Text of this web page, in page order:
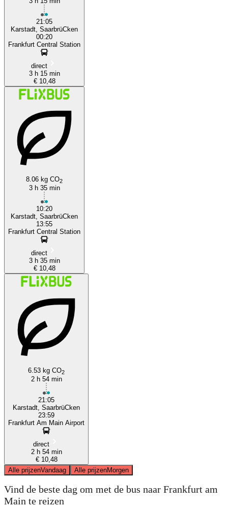
21:05
Karstadt, SaarbrüCken
00:20
Frankfurt Central Station
direct
3 h 15 min
€ 10,48
8.06 kg CO2
3 h 35 min
10:20
Karstadt, SaarbrüCken
13:55
Frankfurt Central Station
direct
3 h 35 min
€ 10,48
6.53 kg CO2
2 h 54 min
21:05
Karstadt, SaarbrüCken
23:59
Frankfurt Am Main Airport
direct
2 h 54 min
€ 10,48
Alle prijzenVandaag Alle prijzenMorgen
Vind de beste dag om met de bus naar Frankfurt am
Main te reizen